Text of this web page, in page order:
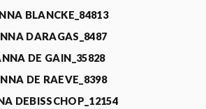
BLANCKE_84813
DARAGAS_8487
DE GAIN_35828
DE RAEVE_8398
DEBISSCHOP_12154